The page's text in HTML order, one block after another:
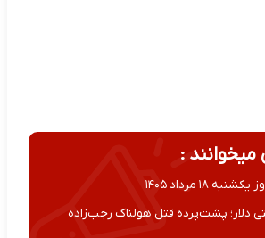
میخوانند :
۱۸ مرداد ۱۴۰۵
دلار؛ پشت‌پرده قتل هولناک رجب‌زاده